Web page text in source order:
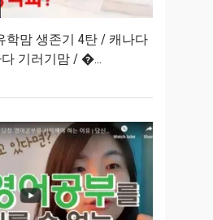
학맘 생존기 4탄 / 캐나다
다 기러기맘 / �